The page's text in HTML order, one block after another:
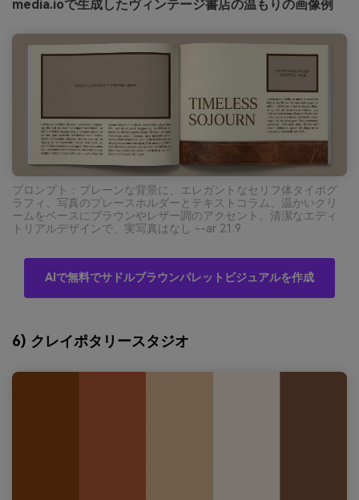
media.ioで生成したヴィンテージ書店の温もりの画像例
プロンプト：プレーンな背景に、エレガントなセリフ体タイポグ
ラフィ、写真のプレースホルダーとテキストコラム、温かいクリ
ームをベースにブラウンやレザー調のアクセント。清潔なエディ
トリアルデザインで、実写真はなし --ar 21:9
AIで無料でサドルブラウンパレットビジュアルを作成
6) クレイポタリースタジオ